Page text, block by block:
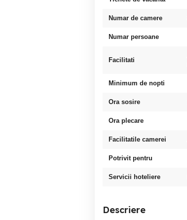
Numar de camere
Numar persoane
Facilitati
Minimum de nopti
Ora sosire
Ora plecare
Facilitatile camerei
Potrivit pentru
Servicii hoteliere
Descriere